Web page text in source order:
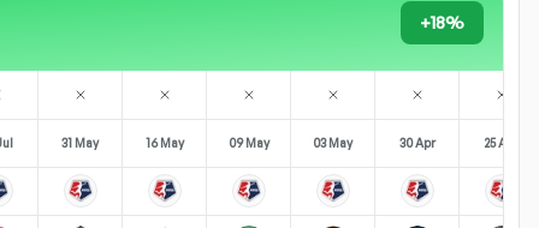
+18%
31 May 16 May 09 May 03 May 30 Apr 25 Apr